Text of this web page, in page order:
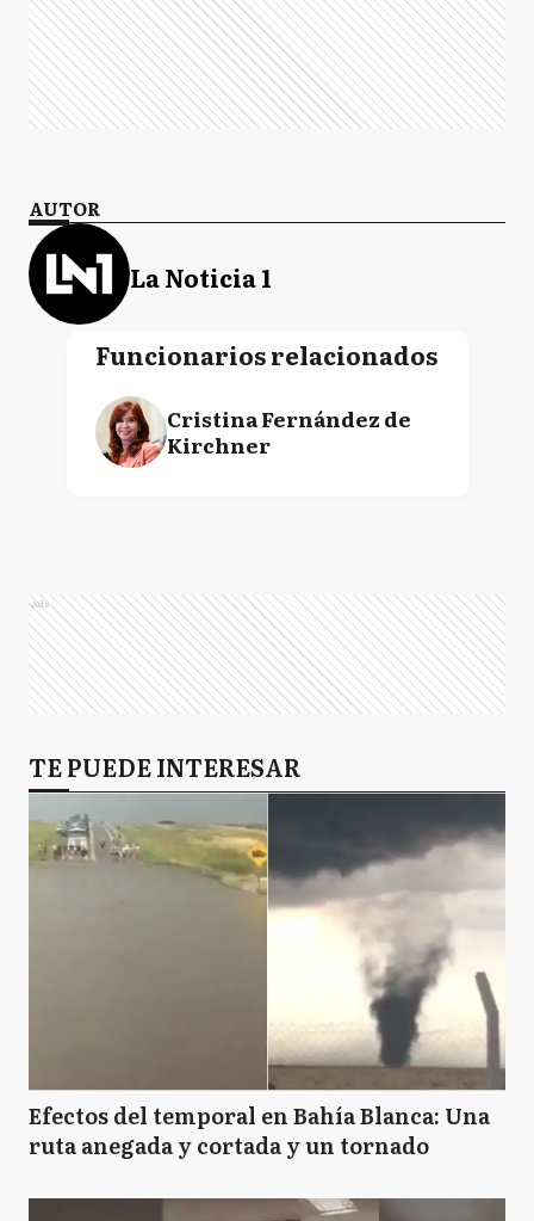
AUTOR
La Noticia 1
Funcionarios relacionados
Cristina Fernández de
Kirchner
Ads
TE PUEDE INTERESAR
Efectos del temporal en Bahía Blanca: Una
ruta anegada y cortada y un tornado